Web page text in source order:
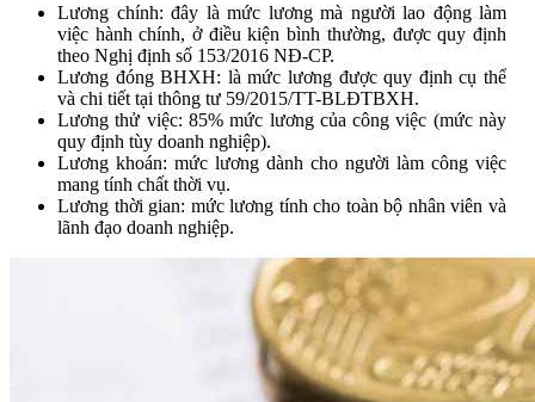
Lương chính: đây là mức lương mà người lao động làm
việc hành chính, ở điều kiện bình thường, được quy định
theo Nghị định số 153/2016 NĐ-CP.
Lương đóng BHXH: là mức lương được quy định cụ thể
và chi tiết tại thông tư 59/2015/TT-BLĐTBXH.
Lương thử việc: 85% mức lương của công việc (mức này
quy định tùy doanh nghiệp).
Lương khoán: mức lương dành cho người làm công việc
mang tính chất thời vụ.
Lương thời gian: mức lương tính cho toàn bộ nhân viên và
lãnh đạo doanh nghiệp.